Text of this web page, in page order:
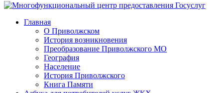
Главная
О Приволжском
История возникновения
Преобразование Приволжского МО
География
Население
История Приволжского
Книга Памяти